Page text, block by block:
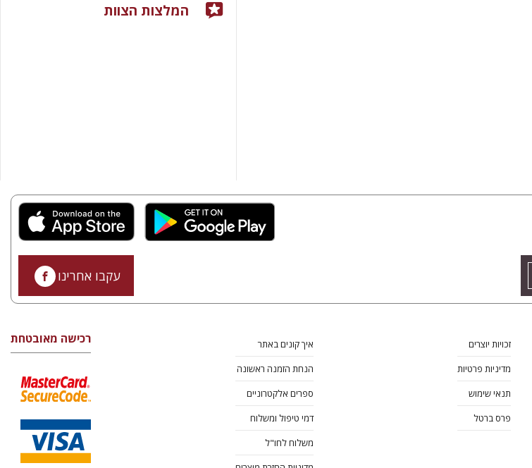
המלצות הצוות
עקבו אחרינו
זכויות יוצרים
מדיניות פרטיות
תנאי שימוש
פרס ברטל
איך קונים באתר
הנחת הזמנה ראשונה
ספרים אלקטרוניים
דמי טיפול ומשלוח
משלוח לחו"ל
רכישה מאובטחת